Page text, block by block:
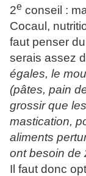
2e conseil :
Cocaul,
faut penser
serais assez
égales, le
(pâtes, pain
grossir que
mastication,
aliments
ont besoin de
Il faut donc